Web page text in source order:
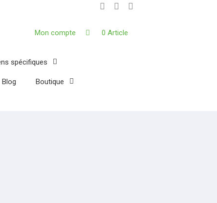
Mon compte 0 Article
spécifiques
Blog Boutique